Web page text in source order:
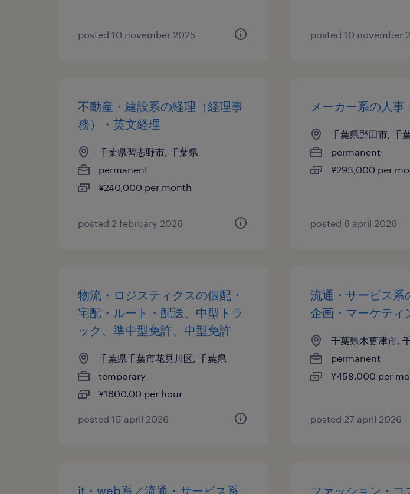
posted 10 november 2025 posted 10 november
不動産・建設系の経理（経理事
務）・英文経理
千葉県習志野市, 千葉県
permanent
¥240,000 per month
posted 2 february 2026
メーカー系の人事
千葉県野田市, 千
permanent
¥293,000 per
posted 6 april 2026
物流・ロジスティクスの個配・
宅配・ルート・配送、中型トラ
ック、準中型免許、中型免許
千葉県千葉市花見川区, 千葉県
temporary
¥1600.00 per hour
posted 15 april 2026
流通・サービス系
企画・マーケティ
千葉県木更津市,
permanent
¥458,000 per
posted 27 april 2026
it・web系／流通・サービス系 ファッション・コ